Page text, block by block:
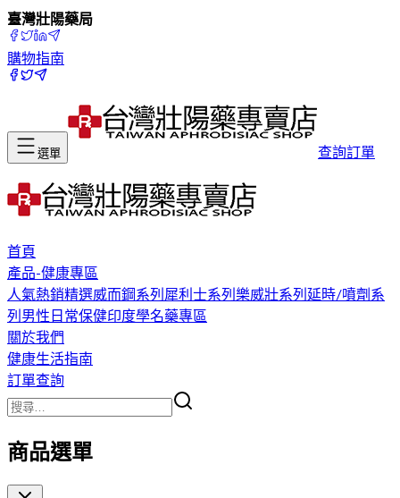
臺灣壯陽藥局
購物指南
選單 查詢訂單
首頁
產品-健康專區
人氣熱銷精選威而鋼系列 犀利士系列 樂威壯系列 延時/噴劑系
列 男性日常保健印度學名藥專區
關於我們
健康生活指南
訂單查詢
商品選單